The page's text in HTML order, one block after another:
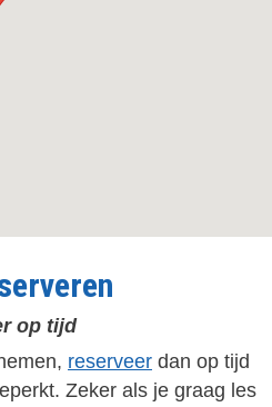
op tijd
reserveer dan op tijd
Zeker als je graag les